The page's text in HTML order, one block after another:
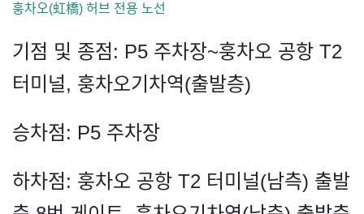
훙차오(虹橋) 허브 전용 노선
기점 및 종점: P5 주차장~훙차오 공항 T2
터미널, 훙차오기차역(출발층)
승차점: P5 주차장
하차점: 훙차오 공항 T2 터미널(남측) 출발